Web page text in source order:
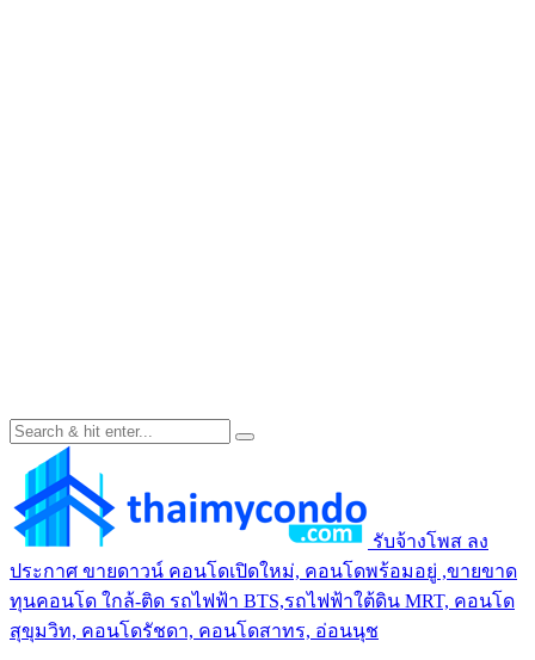
รับจ้างโพส ลง
ประกาศ ขายดาวน์ คอนโดเปิดใหม่, คอนโดพร้อมอยู่ ,ขายขาด
ทุนคอนโด ใกล้-ติด รถไฟฟ้า BTS,รถไฟฟ้าใต้ดิน MRT, คอนโด
สุขุมวิท, คอนโดรัชดา, คอนโดสาทร, อ่อนนุช